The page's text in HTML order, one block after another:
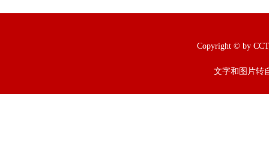
Copyright © by
文字和图片转